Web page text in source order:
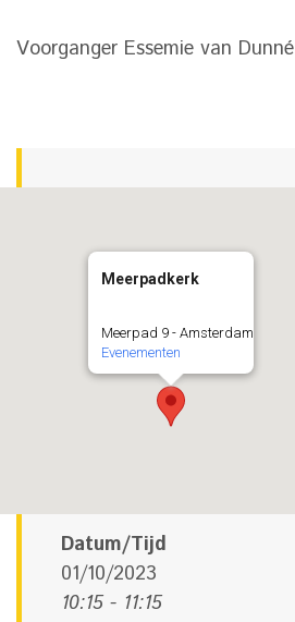
Voorganger Essemie van Dunné
Meerpadkerk
Meerpad 9 - Amsterdam
Evenementen
Datum/Tijd
01/10/2023
10:15 - 11:15